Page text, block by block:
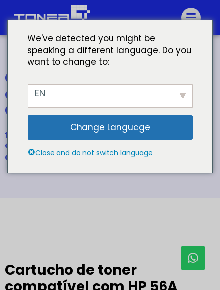
Cartucho de toner
compatível com HP 56A
CF256A
Cartucho de toner compatível com HP 56A
CF256A
Cartucho de toner
compatível com HP 56A
We've detected you might be
speaking a different language. Do you
want to change to:
EN
Change Language
Close and do not switch language